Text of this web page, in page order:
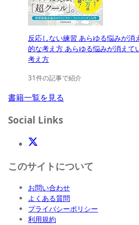
反応しない練習 あらゆる悩みが消
的な考え方 あらゆる悩みが消えて
考え方
31件の記事で紹介
書籍一覧を見る
Social Links
X(Twitter)
このサイトについて
お問い合わせ
よくある質問
プライバシーポリシー
利用規約